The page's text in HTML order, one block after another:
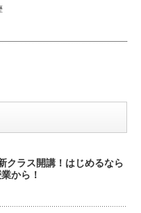
ラス開講！はじめるなら
から！